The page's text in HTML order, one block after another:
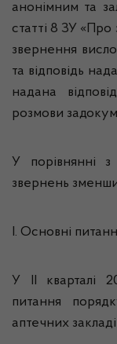
анонімним та
статті 8 ЗУ
звернення
та відповідь
надана
розмови
У порівнянні з
звернень
І. Основні
У ІІ кварталі
питання
аптечних